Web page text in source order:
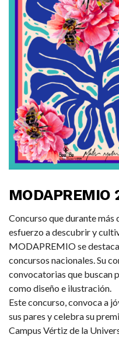
MODAPREMIO
Concurso que durante más
esfuerzo a descubrir y
MODAPREMIO se
concursos nacionales. Su
convocatorias que buscan
como diseño e ilustración.
Este concurso, convoca a
sus pares y celebra su
Campus Vértiz de la